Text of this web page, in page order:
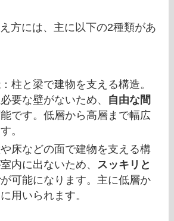
方には、主に以下の2種類があ
：柱と梁で建物を支える構造。
要な壁がないため、 自由な間
です。低層から高層まで幅広
。
や床などの面で建物を支える構
内に出ないため、 スッキリと
が可能になります。主に低層か
用いられます。